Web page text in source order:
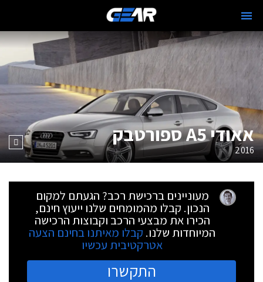
אאודי A5 ספורטבק
2016
מעוניינים ברכישת רכב? הגעתם למקום
הנכון. קבלו מהמומחים שלנו ייעוץ חינם,
הכירו את מבצעי הרכב וקבוצות הרכישה
המיוחדות שלנו. קבלו מאיתנו בחינם הצעה
אטרקטיבית עכשיו
התקשרו